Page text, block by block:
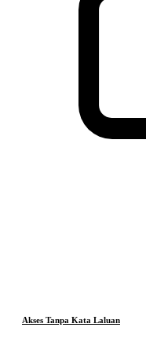
Akses Tanpa Kata Laluan